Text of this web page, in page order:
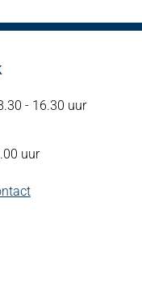
- 16.30 uur
uur